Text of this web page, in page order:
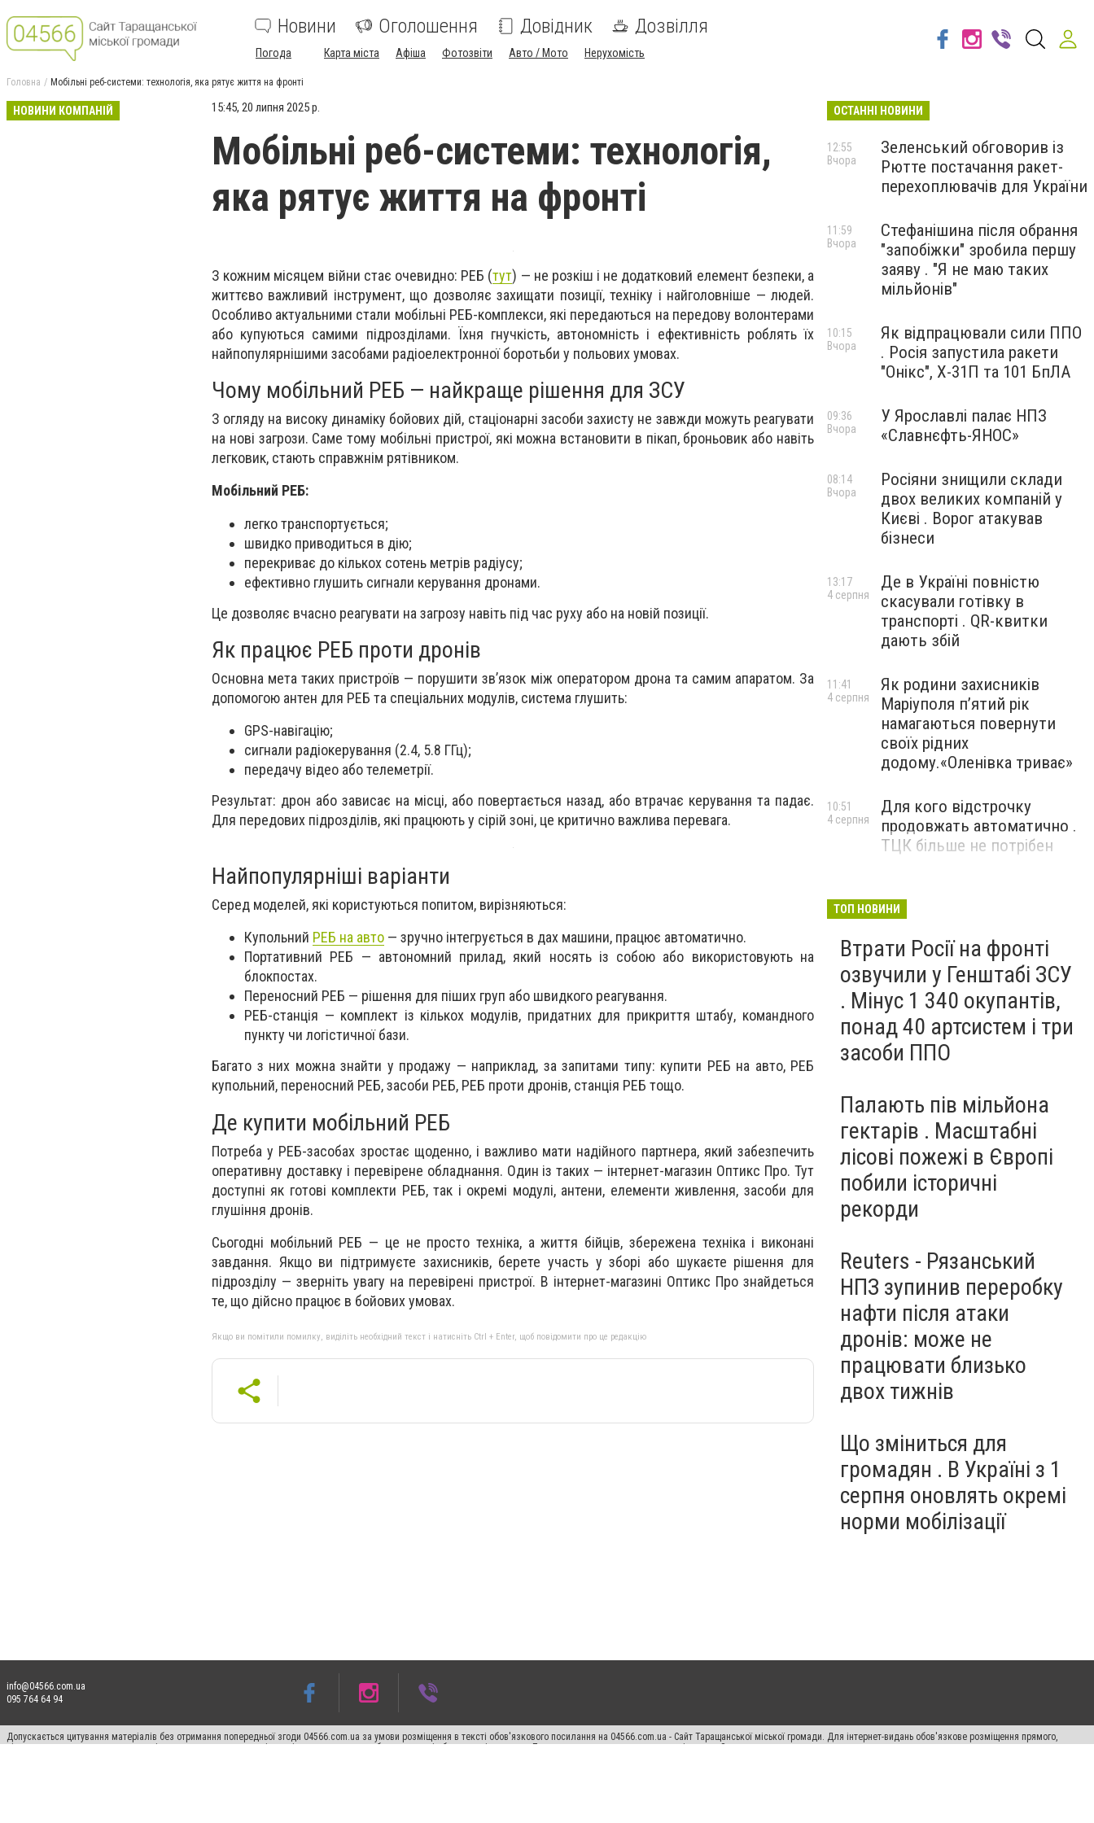
Новини Оголошення Довідник Дозвілля
Погода Карта міста Афіша Фотозвіти Авто / Мото Нерухомість
Головна Мобільні реб-системи: технологія, яка рятує життя на фронті
НОВИНИ КОМПАНІЙ 15:45, 20 липня 2025 р.
Мобільні реб-системи: технологія,
яка рятує життя на фронті
З кожним місяцем війни стає очевидно: РЕБ (тут) — не розкіш і не додатковий елемент безпеки, а
життєво важливий інструмент, що дозволяє захищати позиції, техніку і найголовніше — людей.
Особливо актуальними стали мобільні РЕБ-комплекси, які передаються на передову волонтерами
або купуються самими підрозділами. Їхня гнучкість, автономність і ефективність роблять їх
найпопулярнішими засобами радіоелектронної боротьби у польових умовах.
Чому мобільний РЕБ — найкраще рішення для ЗСУ
З огляду на високу динаміку бойових дій, стаціонарні засоби захисту не завжди можуть реагувати
на нові загрози. Саме тому мобільні пристрої, які можна встановити в пікап, броньовик або навіть
легковик, стають справжнім рятівником.
Мобільний РЕБ:
легко транспортується;
швидко приводиться в дію;
перекриває до кількох сотень метрів радіусу;
ефективно глушить сигнали керування дронами.
Це дозволяє вчасно реагувати на загрозу навіть під час руху або на новій позиції.
Як працює РЕБ проти дронів
Основна мета таких пристроїв — порушити зв’язок між оператором дрона та самим апаратом. За
допомогою антен для РЕБ та спеціальних модулів, система глушить:
GPS-навігацію;
сигнали радіокерування (2.4, 5.8 ГГц);
передачу відео або телеметрії.
Результат: дрон або зависає на місці, або повертається назад, або втрачає керування та падає.
Для передових підрозділів, які працюють у сірій зоні, це критично важлива перевага.
Найпопулярніші варіанти
Серед моделей, які користуються попитом, вирізняються:
Купольний РЕБ на авто — зручно інтегрується в дах машини, працює автоматично.
Портативний РЕБ — автономний прилад, який носять із собою або використовують на
блокпостах.
Переносний РЕБ — рішення для піших груп або швидкого реагування.
РЕБ-станція — комплект із кількох модулів, придатних для прикриття штабу, командного
пункту чи логістичної бази.
Багато з них можна знайти у продажу — наприклад, за запитами типу: купити РЕБ на авто, РЕБ
купольний, переносний РЕБ, засоби РЕБ, РЕБ проти дронів, станція РЕБ тощо.
Де купити мобільний РЕБ
Потреба у РЕБ-засобах зростає щоденно, і важливо мати надійного партнера, який забезпечить
оперативну доставку і перевірене обладнання. Один із таких — інтернет-магазин Оптикс Про. Тут
доступні як готові комплекти РЕБ, так і окремі модулі, антени, елементи живлення, засоби для
глушіння дронів.
Сьогодні мобільний РЕБ — це не просто техніка, а життя бійців, збережена техніка і виконані
завдання. Якщо ви підтримуєте захисників, берете участь у зборі або шукаєте рішення для
підрозділу — зверніть увагу на перевірені пристрої. В інтернет-магазині Оптикс Про знайдеться
те, що дійсно працює в бойових умовах.
Якщо ви помітили помилку, виділіть необхідний текст і натисніть Ctrl + Enter, щоб повідомити про це редакцію
ОСТАННІ НОВИНИ
Зеленський обговорив із
Рютте постачання ракет-
перехоплювачів для України
12:55
Вчора
Стефанішина після обрання
"запобіжки" зробила першу
заяву . "Я не маю таких
мільйонів"
11:59
Вчора
Як відпрацювали сили ППО
. Росія запустила ракети
"Онікс", Х-31П та 101 БпЛА
10:15
Вчора
У Ярославлі палає НПЗ
«Славнєфть-ЯНОС»
09:36
Вчора
Росіяни знищили склади
двох великих компаній у
Києві . Ворог атакував
бізнеси
08:14
Вчора
Де в Україні повністю
скасували готівку в
транспорті . QR-квитки
дають збій
13:17
4 серпня
Як родини захисників
Маріуполя пʼятий рік
намагаються повернути
своїх рідних
додому.«Оленівка триває»
11:41
4 серпня
Для кого відстрочку
продовжать автоматично .
ТЦК більше не потрібен
10:51
4 серпня
ТОП НОВИНИ
Втрати Росії на фронті
озвучили у Генштабі ЗСУ
. Мінус 1 340 окупантів,
понад 40 артсистем і три
засоби ППО
Палають пів мільйона
гектарів . Масштабні
лісові пожежі в Європі
побили історичні
рекорди
Reuters - Рязанський
НПЗ зупинив переробку
нафти після атаки
дронів: може не
працювати близько
двох тижнів
Що зміниться для
громадян . В Україні з 1
серпня оновлять окремі
норми мобілізації
info@04566.com.ua
095 764 64 94
Допускається цитування матеріалів без отримання попередньої згоди 04566.com.ua за умови розміщення в тексті обов'язкового посилання на 04566.com.ua - Cайт Таращанської міської громади. Для інтернет-видань обов'язкове розміщення прямого,
відкритого для пошукових систем гіперпосилання на цитовані статті не нижче другого абзацу в тексті або в якості джерела. Порушення виняткових прав переслідується Законом.